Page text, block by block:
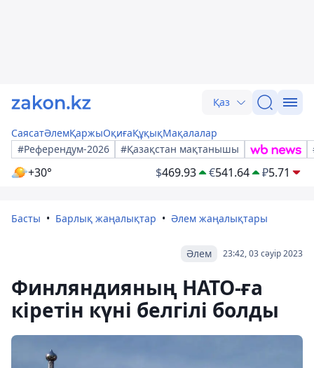
Қаз
СаясатӘлемҚаржыОқиғаҚұқықМақалалар
#Референдум-2026
#Қазақстан мақтанышы
+30° $469.93 €541.64 ₽5.71
Басты Барлық жаңалықтар Әлем жаңалықтары
23:42, 03 сәуір 2023
Әлем
Финляндияның НАТО-ға
кіретін күні белгілі болды